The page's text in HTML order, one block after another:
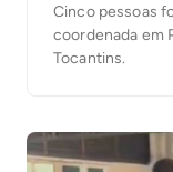
Cinco pessoas
coordenada em
Tocantins.